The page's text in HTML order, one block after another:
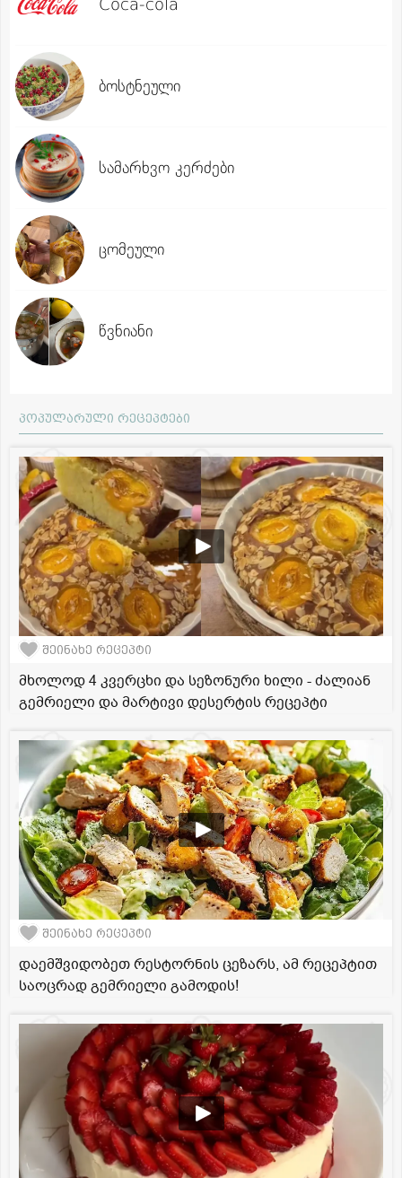
Coca-cola
ბოსტნეული
სამარხვო კერძები
ცომეული
წვნიანი
პოპულარული რეცეპტები
შეინახე რეცეპტი
მხოლოდ 4 კვერცხი და სეზონური ხილი - ძალიან
გემრიელი და მარტივი დესერტის რეცეპტი
შეინახე რეცეპტი
დაემშვიდობეთ რესტორნის ცეზარს, ამ რეცეპტით
საოცრად გემრიელი გამოდის!